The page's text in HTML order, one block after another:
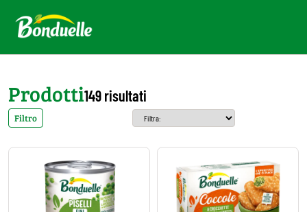
Prodotti149 risultati
Filtro